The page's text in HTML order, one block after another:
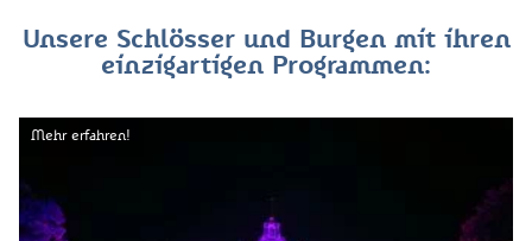
Unsere Schlösser und Burgen mit ihren
einzigartigen Programmen:
Mehr erfahren!